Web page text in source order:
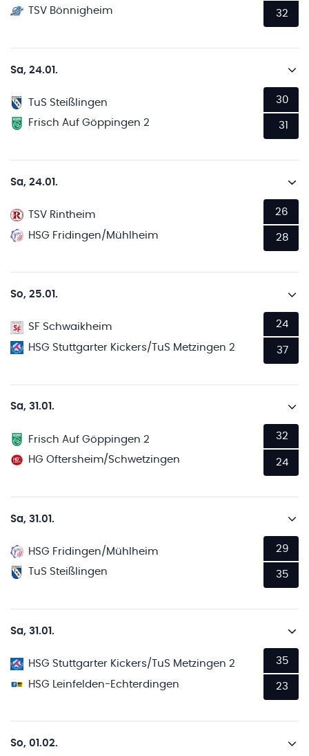
TSV Bönnigheim
32
Sa, 24.01.
TuS Steißlingen
Frisch Auf Göppingen 2
30
31
Sa, 24.01.
TSV Rintheim
HSG Fridingen/Mühlheim
26
28
So, 25.01.
SF Schwaikheim
HSG Stuttgarter Kickers/TuS Metzingen 2
24
37
Sa, 31.01.
Frisch Auf Göppingen 2
HG Oftersheim/Schwetzingen
32
24
Sa, 31.01.
HSG Fridingen/Mühlheim
TuS Steißlingen
29
35
Sa, 31.01.
HSG Stuttgarter Kickers/TuS Metzingen 2
HSG Leinfelden-Echterdingen
35
23
So, 01.02.